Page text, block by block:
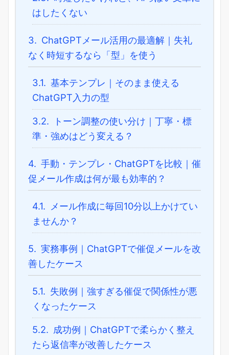
はしたくない
3. ChatGPTメール活用の最適解｜失礼
なく時短するなら「型」を使う
3.1. 基本テンプレ｜そのまま使える
ChatGPT入力の型
3.2.
トーン調整の使い分け｜丁寧・標
準・強めはどう変える？
4. 手動・テンプレ・ChatGPTを比較｜催
促メール作成は何が最も効率的？
4.1.
メール作成に毎回10分以上かけてい
ませんか？
5. 実務事例｜ChatGPTで催促メールを改
善したケース
5.1. 失敗例｜強すぎる催促で関係性が悪
くなったケース
5.2. 成功例｜ChatGPTで柔らかく整え
たら返信率が改善したケース